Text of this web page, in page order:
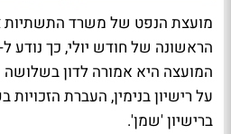
מועצת הנפט של משרד התשתיות
המועצה היא אמורה לדון
על רישיון בנימין, העברת הזכויות
ברישיון 'שמן'.